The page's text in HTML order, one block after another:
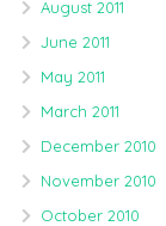
August 2011
June 2011
May 2011
March 2011
December 2010
November 2010
October 2010